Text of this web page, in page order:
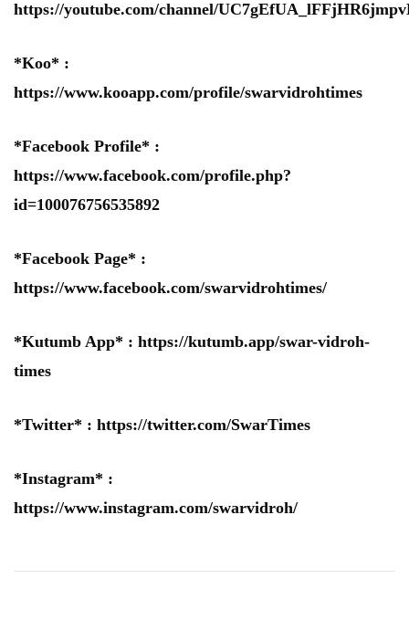
https://youtube.com/channel/
*Koo* :
https://www.kooapp.com/profile/swarvidrohtimes
*Facebook Profile* :
https://www.facebook.com/profile.php?
id=100076756535892
*Facebook Page* :
https://www.facebook.com/swarvidrohtimes/
*Kutumb App* : https://kutumb.app/swar-vidroh-
times
*Twitter* : https://twitter.com/SwarTimes
*Instagram* :
https://www.instagram.com/swarvidroh/